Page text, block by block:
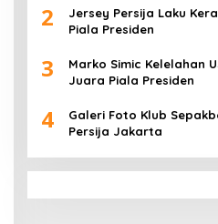
2
Jersey Persija Laku
Piala Presiden
3
Marko Simic Kelelahan
Juara Piala Presiden
4
Galeri Foto Klub
Persija Jakarta